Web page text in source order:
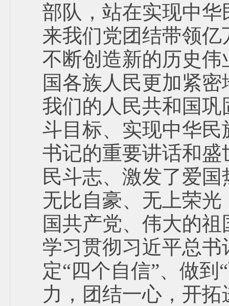
部队，站在实现中
来我们党团结带领
不断创造新的历史
国各族人民更加紧
我们的人民共和国巩
斗目标、实现中华
书记的重要讲话和
民斗志、激发了爱
无比自豪、无上荣
国共产党、伟大的
学习贯彻习近平总书
定“四个自信”、做
力，团结一心，开